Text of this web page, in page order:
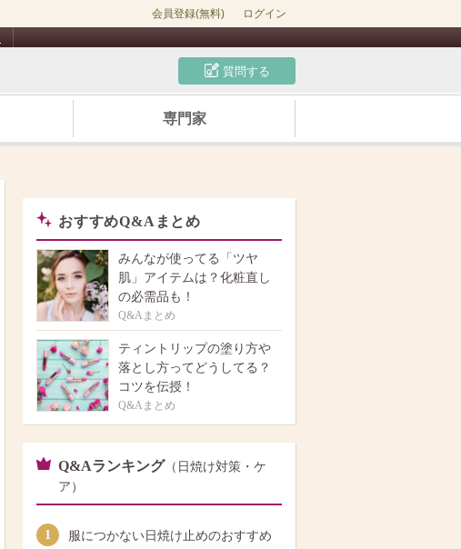
会員登録(無料) ログイン
質問する
専門家
おすすめQ&Aまとめ
みんなが使ってる「ツヤ
肌」アイテムは？化粧直し
の必需品も！
Q&Aまとめ
ティントリップの塗り方や
落とし方ってどうしてる？
コツを伝授！
Q&Aまとめ
Q&Aランキング （日焼け対策・ケ
ア）
1 服につかない日焼け止めのおすすめ